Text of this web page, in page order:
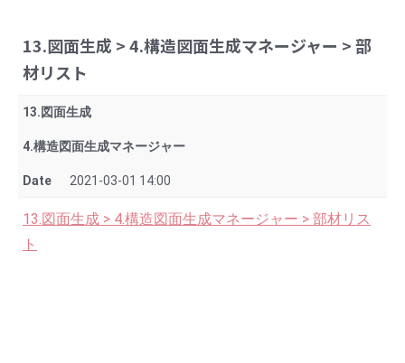
13.図面生成 > 4.構造図面生成マネージャー > 部
材リスト
13.図面生成
4.構造図面生成マネージャー
Date 2021-03-01 14:00
13.図面生成 > 4.構造図面生成マネージャー > 部材リス
ト